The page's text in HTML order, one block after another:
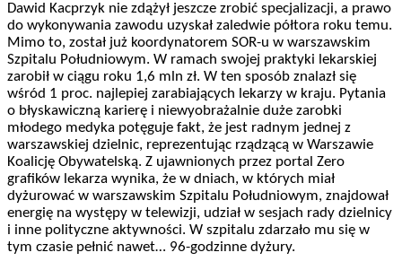
Dawid Kacprzyk nie zdążył jeszcze zrobić specjalizacji, a prawo
do wykonywania zawodu uzyskał zaledwie półtora roku temu.
Mimo to, został już koordynatorem SOR-u w warszawskim
Szpitalu Południowym. W ramach swojej praktyki lekarskiej
zarobił w ciągu roku 1,6 mln zł. W ten sposób znalazł się
wśród 1 proc. najlepiej zarabiających lekarzy w kraju. Pytania
o błyskawiczną karierę i niewyobrażalnie duże zarobki
młodego medyka potęguje fakt, że jest radnym jednej z
warszawskiej dzielnic, reprezentując rządzącą w Warszawie
Koalicję Obywatelską. Z ujawnionych przez portal Zero
grafików lekarza wynika, że w dniach, w których miał
dyżurować w warszawskim Szpitalu Południowym, znajdował
energię na występy w telewizji, udział w sesjach rady dzielnicy
i inne polityczne aktywności. W szpitalu zdarzało mu się w
tym czasie pełnić nawet… 96-godzinne dyżury.